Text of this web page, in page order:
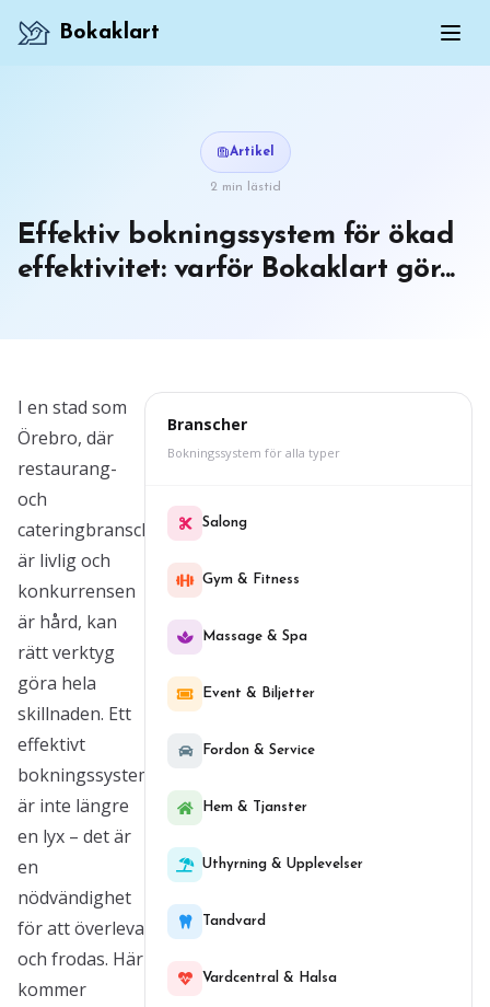
Bokaklart
Artikel
2 min lästid
Effektiv bokningssystem för ökad
effektivitet: varför Bokaklart gör...
I en stad som
Örebro, där
restaurang-
och
cateringbranschen
är livlig och
konkurrensen
är hård, kan
rätt verktyg
göra hela
skillnaden. Ett
effektivt
bokningssystem
är inte längre
en lyx – det är
en
nödvändighet
för att överleva
och frodas. Här
kommer
Branscher
Bokningssystem för alla typer
Salong
Gym & Fitness
Massage & Spa
Event & Biljetter
Fordon & Service
Hem & Tjanster
Uthyrning & Upplevelser
Tandvard
Vardcentral & Halsa